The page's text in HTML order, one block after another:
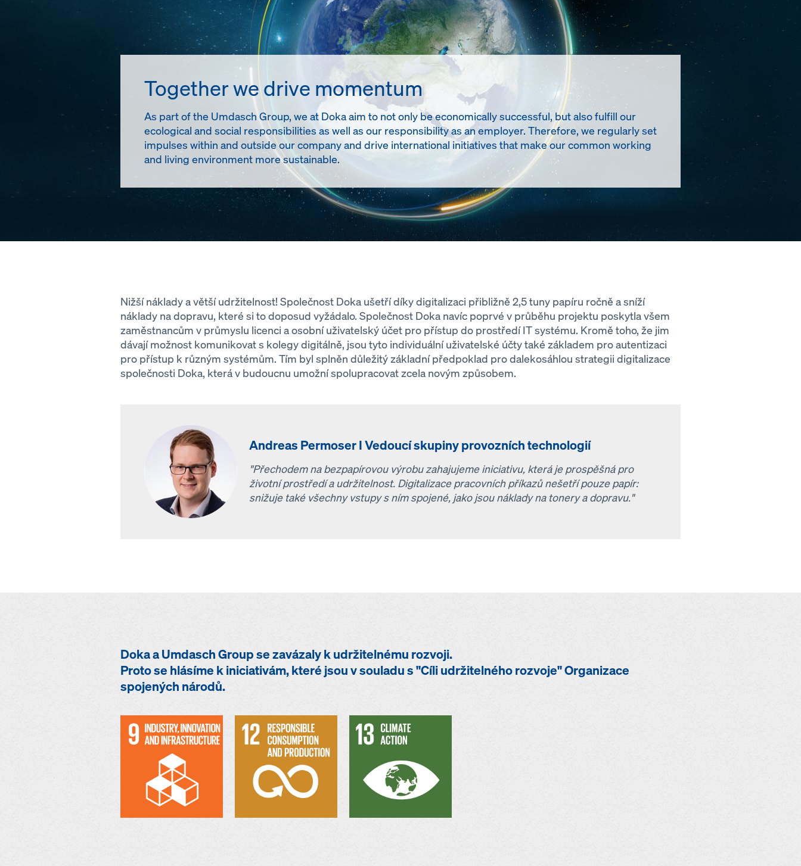
Together we drive momentum
As part of the Umdasch Group, we at Doka aim to not only be economically successful, but also fulfill our
ecological and social responsibilities as well as our responsibility as an employer. Therefore, we regularly set
impulses within and outside our company and drive international initiatives that make our common working
and living environment more sustainable.
Nižší náklady a větší udržitelnost! Společnost Doka ušetří díky digitalizaci přibližně 2,5 tuny papíru ročně a sníží
náklady na dopravu, které si to doposud vyžádalo. Společnost Doka navíc poprvé v průběhu projektu poskytla všem
zaměstnancům v průmyslu licenci a osobní uživatelský účet pro přístup do prostředí IT systému. Kromě toho, že jim
dávají možnost komunikovat s kolegy digitálně, jsou tyto individuální uživatelské účty také základem pro autentizaci
pro přístup k různým systémům. Tím byl splněn důležitý základní předpoklad pro dalekosáhlou strategii digitalizace
společnosti Doka, která v budoucnu umožní spolupracovat zcela novým způsobem.
Andreas Permoser I Vedoucí skupiny provozních technologií
"Přechodem na bezpapírovou výrobu zahajujeme iniciativu, která je prospěšná pro
životní prostředí a udržitelnost. Digitalizace pracovních příkazů nešetří pouze papír:
snižuje také všechny vstupy s ním spojené, jako jsou náklady na tonery a dopravu."
Doka a Umdasch Group se zavázaly k udržitelnému rozvoji.
Proto se hlásíme k iniciativám, které jsou v souladu s "Cíli udržitelného rozvoje" Organizace
spojených národů.